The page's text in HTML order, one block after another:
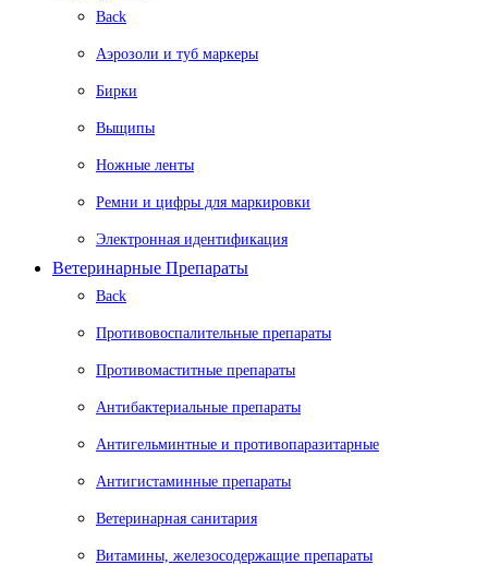
Back
Аэрозоли и туб маркеры
Бирки
Выщипы
Ножные ленты
Ремни и цифры для маркировки
Электронная идентификация
Ветеринарные Препараты
Back
Противовоспалительные препараты
Противомаститные препараты
Антибактериальные препараты
Антигельминтные и противопаразитарные
Антигистаминные препараты
Ветеринарная санитария
Витамины, железосодержащие препараты